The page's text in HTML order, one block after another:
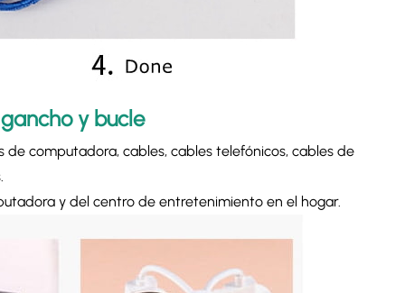
y bucle
computadora, cables, cables telefónicos, cables de
y del centro de entretenimiento en el hogar.